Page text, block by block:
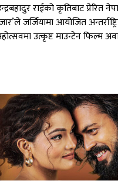
राईको कृतिबाट प्रेरित
जर्जियामा आयोजित
उत्कृष्ट माउन्टेन फिल्म